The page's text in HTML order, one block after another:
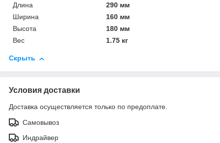
Длина
290 мм
Ширина
160 мм
Высота
180 мм
Вес
1.75 кг
Скрыть
Условия доставки
Доставка осуществляется только по предоплате.
Самовывоз
Индрайвер